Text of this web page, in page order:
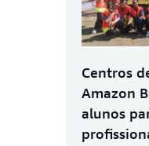
Centros
Amazon
alunos